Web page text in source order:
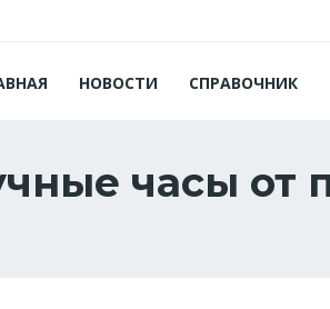
НОВОСТИ СПРАВОЧНИК
часы от